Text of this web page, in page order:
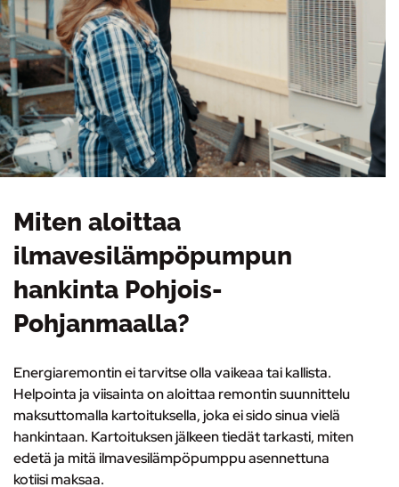
Miten aloittaa
ilmavesilämpöpumpun
hankinta Pohjois-
Pohjanmaalla?
Energiaremontin ei tarvitse olla vaikeaa tai kallista.
Helpointa ja viisainta onaloittaa remontin suunnittelu
maksuttomalla kartoituksella, joka ei sido sinua vielä
hankintaan. Kartoituksen jälkeen tiedät tarkasti, miten
edetä ja mitä ilmavesilämpöpumppu asennettuna
kotiisi maksaa.